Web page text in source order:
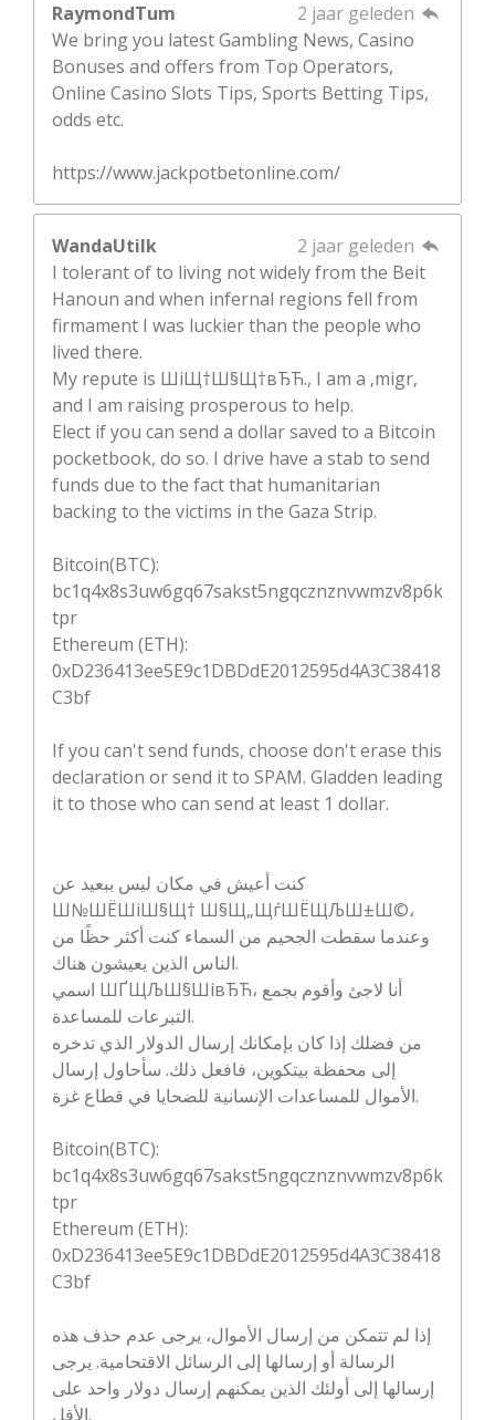
RaymondTum
2 jaar geleden
We bring you latest Gambling News, Casino
Bonuses and offers from Top Operators,
Online Casino Slots Tips, Sports Betting Tips,
odds etc.
https://www.jackpotbetonline.com/
WandaUtilk
2 jaar geleden
I tolerant of to living not widely from the Beit
Hanoun and when infernal regions fell from
firmament I was luckier than the people who
lived there.
My repute is ШіЩ†Ш§Щ†вЂЋ., I am a ‚migr‚
and I am raising prosperous to help.
Elect if you can send a dollar saved to a Bitcoin
pocketbook, do so. I drive have a stab to send
funds due to the fact that humanitarian
backing to the victims in the Gaza Strip.
Bitcoin(BTC):
bc1q4x8s3uw6gq67sakst5ngqcznznvwmzv8p6k
tpr
Ethereum (ETH):
0xD236413ee5E9c1DBDdE2012595d4A3C38418
C3bf
If you can't send funds, choose don't erase this
declaration or send it to SPAM. Gladden leading
it to those who can send at least 1 dollar.
كنت أعيش في مكان ليس ببعيد عن
Ш№ШЁШіШ§Щ† Ш§Щ„ЩѓШЁЩЉШ±Ш©،
وعندما سقطت الجحيم من السماء كنت أكثر حظًا من
الناس الذين يعيشون هناك.
اسمي ШҐЩЉШ§ШівЂЋ، أنا لاجئ وأقوم بجمع
التبرعات للمساعدة.
من فضلك إذا كان بإمكانك إرسال الدولار الذي تدخره
إلى محفظة بيتكوين، فافعل ذلك. سأحاول إرسال
الأموال للمساعدات الإنسانية للضحايا في قطاع غزة.
Bitcoin(BTC):
bc1q4x8s3uw6gq67sakst5ngqcznznvwmzv8p6k
tpr
Ethereum (ETH):
0xD236413ee5E9c1DBDdE2012595d4A3C38418
C3bf
إذا لم تتمكن من إرسال الأموال، يرجى عدم حذف هذه
الرسالة أو إرسالها إلى الرسائل الاقتحامية. يرجى
إرسالها إلى أولئك الذين يمكنهم إرسال دولار واحد على
الأقل.